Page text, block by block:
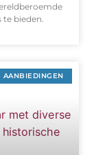
bieden.
AANBIEDINGEN